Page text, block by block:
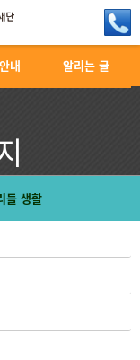
내 알리는 글
들 생활